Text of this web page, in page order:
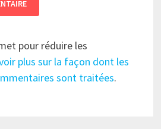
pour réduire les
plus sur la façon dont les
sont traitées.